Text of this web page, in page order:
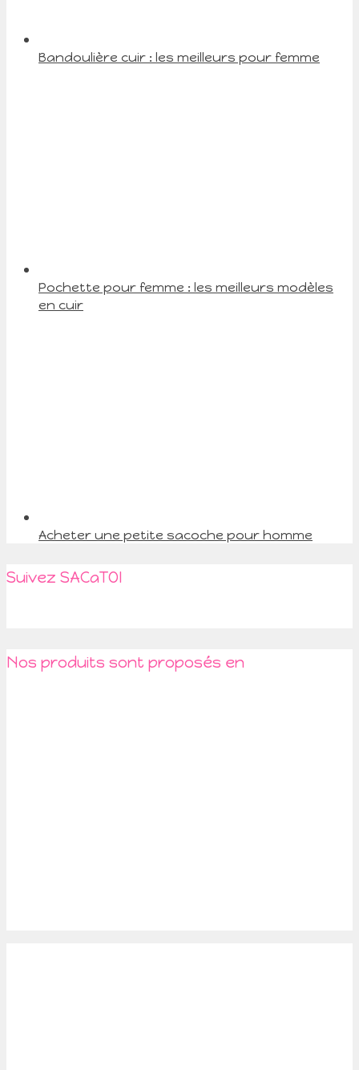
Bandoulière cuir : les meilleurs pour femme
Pochette pour femme : les meilleurs modèles
en cuir
Acheter une petite sacoche pour homme
Suivez SACaTOI
Nos produits sont proposés en